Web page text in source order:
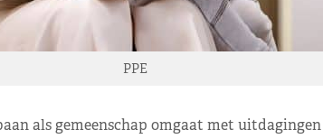
PPE
als gemeenschap omgaat met